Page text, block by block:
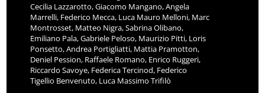
Cecilia Lazzarotto, Giacomo Mangano, Angela
Marrelli, Federico Mecca, Luca Mauro Melloni, Marc
Montrosset, Matteo Nigra, Sabrina Olibano,
Emiliano Pala, Gabriele Peloso, Maurizio Pitti, Loris
Ponsetto, Andrea Portigliatti, Mattia Pramotton,
Deniel Pession, Raffaele Romano, Enrico Ruggeri,
Riccardo Savoye, Federica Tercinod, Federico
Tigellio Benvenuto, Luca Massimo Trifilò